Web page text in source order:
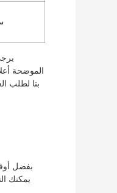
الموضحة
بنا لطلب
بفضل
يمكنك